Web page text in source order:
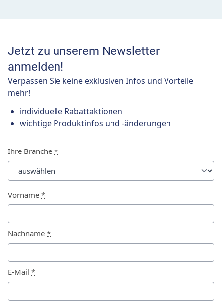
Jetzt zu unserem Newsletter
anmelden!
Verpassen Sie keine exklusiven Infos und Vorteile
mehr!
individuelle Rabattaktionen
wichtige Produktinfos und -änderungen
Ihre Branche *
Vorname *
Nachname *
E-Mail *